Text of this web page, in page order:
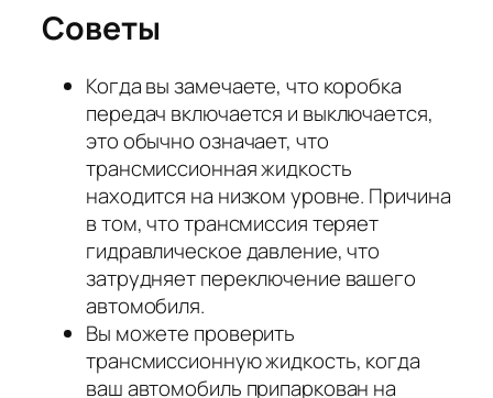
Советы
Когда вы замечаете, что коробка
передач включается и выключается,
это обычно означает, что
трансмиссионная жидкость
находится на низком уровне. Причина
в том, что трансмиссия теряет
гидравлическое давление, что
затрудняет переключение вашего
автомобиля.
Вы можете проверить
трансмиссионную жидкость, когда
ваш автомобиль припаркован на